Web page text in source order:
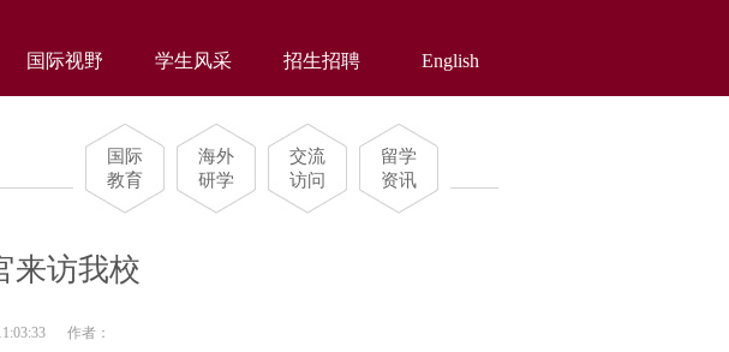
国际视野 学生风采 招生招聘 English
国际
教育
海外
研学
交流
访问
留学
资讯
来访我校
作者：